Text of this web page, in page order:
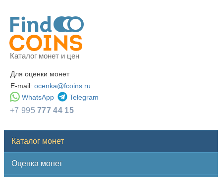
Каталог монет и цен
Для оценки монет
E-mail: ocenka@fcoins.ru
WhatsApp
Telegram
+7 995777 44 15
Каталог монет
Оценка монет